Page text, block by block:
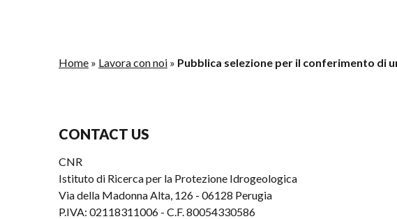
Home » Lavora con noi » Pubblica selezione per il conferimento di
CONTACT US
CNR
Istituto di Ricerca per la Protezione Idrogeologica
Via della Madonna Alta, 126 - 06128 Perugia
P.IVA: 02118311006 - C.F. 80054330586